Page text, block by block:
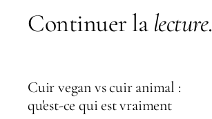
Continuer la lecture.
Cuir vegan vs cuir animal :
qu'est-ce qui est vraiment